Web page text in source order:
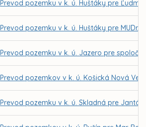
Prevod pozemku v k. ú. Huštáky pre
Prevod pozemku v k. ú. Huštáky pre MUDr.
Prevod pozemku v k. ú. Jazero pre
Prevod pozemkov v k. ú. Košická Nová
Prevod pozemku v k. ú. Skladná pre